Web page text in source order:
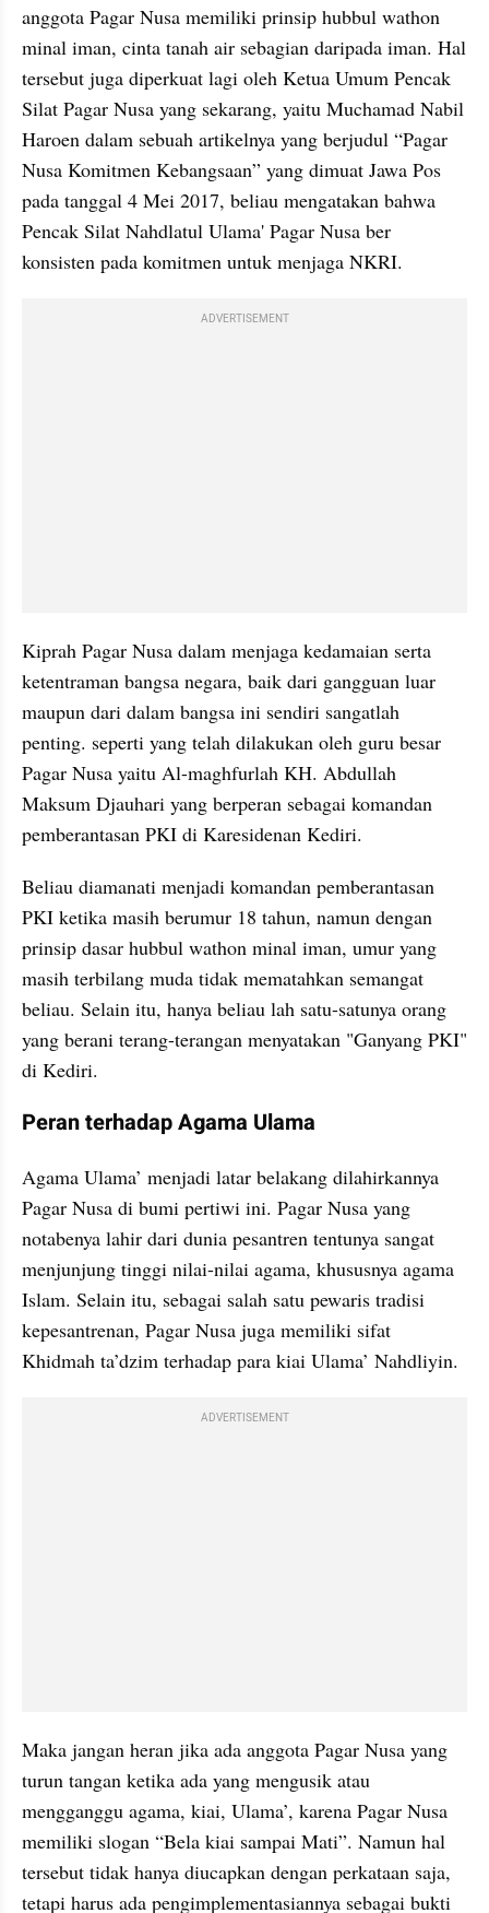
anggota Pagar Nusa memiliki prinsip hubbul wathon
minal iman, cinta tanah air sebagian daripada iman. Hal
tersebut juga diperkuat lagi oleh Ketua Umum Pencak
Silat Pagar Nusa yang sekarang, yaitu Muchamad Nabil
Haroen dalam sebuah artikelnya yang berjudul “Pagar
Nusa Komitmen Kebangsaan” yang dimuat Jawa Pos
pada tanggal 4 Mei 2017, beliau mengatakan bahwa
Pencak Silat Nahdlatul Ulama' Pagar Nusa ber
konsisten pada komitmen untuk menjaga NKRI.
ADVERTISEMENT
Kiprah Pagar Nusa dalam menjaga kedamaian serta
ketentraman bangsa negara, baik dari gangguan luar
maupun dari dalam bangsa ini sendiri sangatlah
penting. seperti yang telah dilakukan oleh guru besar
Pagar Nusa yaitu Al-maghfurlah KH. Abdullah
Maksum Djauhari yang berperan sebagai komandan
pemberantasan PKI di Karesidenan Kediri.
Beliau diamanati menjadi komandan pemberantasan
PKI ketika masih berumur 18 tahun, namun dengan
prinsip dasar hubbul wathon minal iman, umur yang
masih terbilang muda tidak mematahkan semangat
beliau. Selain itu, hanya beliau lah satu-satunya orang
yang berani terang-terangan menyatakan "Ganyang PKI"
di Kediri.
Peran terhadap Agama Ulama
Agama Ulama’ menjadi latar belakang dilahirkannya
Pagar Nusa di bumi pertiwi ini. Pagar Nusa yang
notabenya lahir dari dunia pesantren tentunya sangat
menjunjung tinggi nilai-nilai agama, khususnya agama
Islam. Selain itu, sebagai salah satu pewaris tradisi
kepesantrenan, Pagar Nusa juga memiliki sifat
Khidmah ta’dzim terhadap para kiai Ulama’ Nahdliyin.
ADVERTISEMENT
Maka jangan heran jika ada anggota Pagar Nusa yang
turun tangan ketika ada yang mengusik atau
mengganggu agama, kiai, Ulama’, karena Pagar Nusa
memiliki slogan “Bela kiai sampai Mati”. Namun hal
tersebut tidak hanya diucapkan dengan perkataan saja,
tetapi harus ada pengimplementasiannya sebagai bukti